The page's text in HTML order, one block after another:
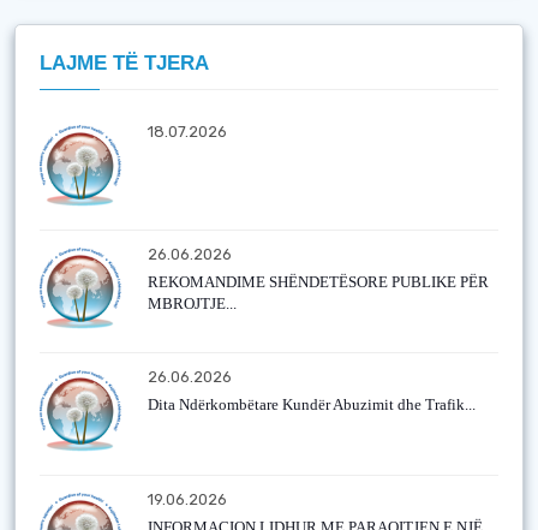
LAJME TË TJERA
18.07.2026
26.06.2026
REKOMANDIME SHËNDETËSORE PUBLIKE PËR
MBROJTJE...
26.06.2026
Dita Ndërkombëtare Kundër Abuzimit dhe Trafik...
19.06.2026